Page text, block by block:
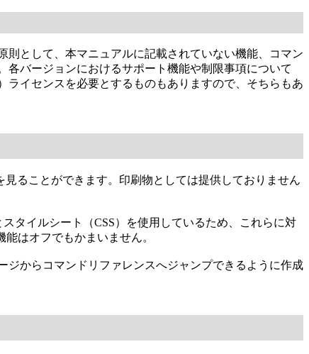
として、本マニュアルに記載されていない機能、コマン
バージョンにおけるサポート機能や制限事項について
イセンスを必要とするものもありますので、そちらもあ
見ることができます。印刷物としては提供しておりません
タイルシート（CSS）を使用しているため、これらに対
はオフでもかまいません。
からコマンドリファレンスへジャンプできるように作成